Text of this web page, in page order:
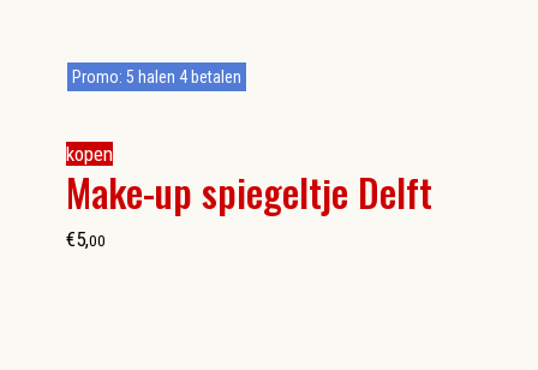
kopen
Make-up spiegeltje Delft
Promo: 5 halen 4 betalen
€5,00